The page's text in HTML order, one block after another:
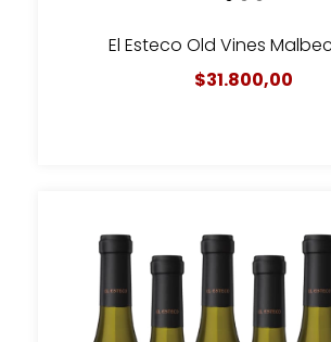
El Esteco Old Vines
$31.800,00